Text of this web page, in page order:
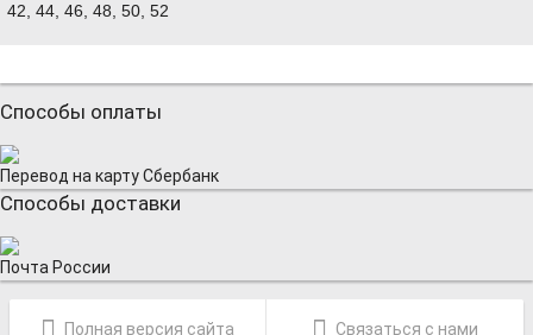
42, 44, 46, 48, 50, 52
Способы оплаты
Перевод на карту Сбербанк
Способы доставки
Почта России
Полная версия сайта Связаться с нами